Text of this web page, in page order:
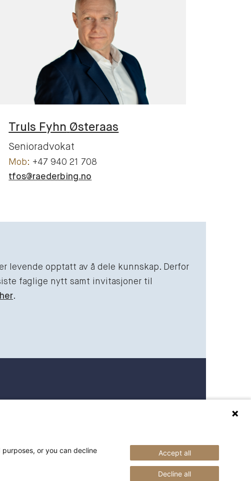
Truls Fyhn Østeraas
Senioradvokat
+47 940 21 708
tfos@raederbing.no
levende opptatt av å dele kunnskap. Derfor
faglige nytt samt invitasjoner til
her.
or you can decline
Accept all
Decline all